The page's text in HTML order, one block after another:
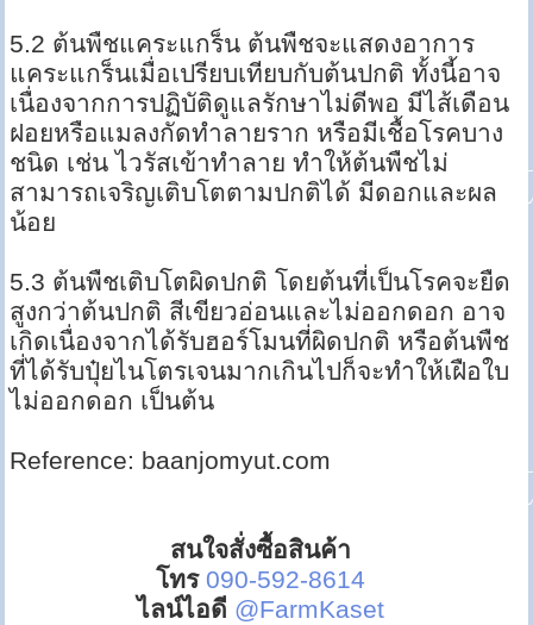
5.2 ต้นพืชแคระแกร็น ต้นพืชจะแสดงอาการ
แคระแกร็นเมื่อเปรียบเทียบกับต้นปกติ ทั้งนี้อาจ
เนื่องจากการปฏิบัติดูแลรักษาไม่ดีพอ มีไส้เดือน
ฝอยหรือแมลงกัดทำลายราก หรือมีเชื้อโรคบาง
ชนิด เช่น ไวรัสเข้าทำลาย ทำให้ต้นพืชไม่
สามารถเจริญเติบโตตามปกติได้ มีดอกและผล
น้อย
5.3 ต้นพืชเติบโตผิดปกติ โดยต้นที่เป็นโรคจะยืด
สูงกว่าต้นปกติ สีเขียวอ่อนและไม่ออกดอก อาจ
เกิดเนื่องจากได้รับฮอร์โมนที่ผิดปกติ หรือต้นพืช
ที่ได้รับปุ๋ยไนโตรเจนมากเกินไปก็จะทำให้เฝือใบ
ไม่ออกดอก เป็นต้น
Reference: baanjomyut.com
สนใจสั่งซื้อสินค้า
โทร 090-592-8614
ไลน์ไอดี @FarmKaset